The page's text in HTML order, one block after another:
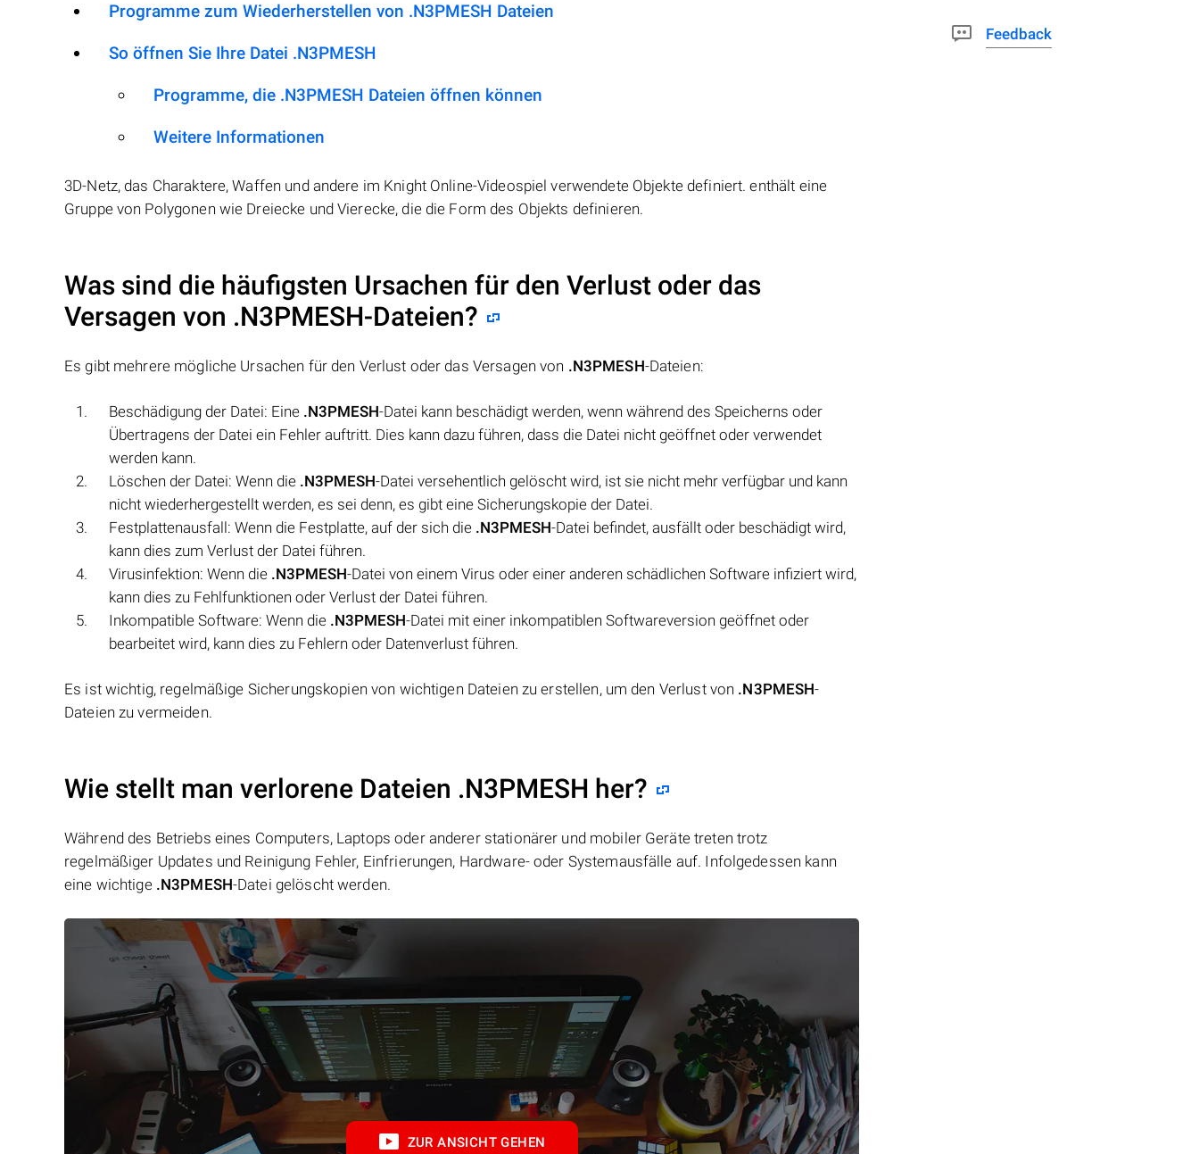
Programme zum Wiederherstellen von .N3PMESH Dateien
So öffnen Sie Ihre Datei .N3PMESH
Programme, die .N3PMESH Dateien öffnen können
Weitere Informationen
3D-Netz, das Charaktere, Waffen und andere im Knight Online-Videospiel verwendete Objekte definiert. enthält eine
Gruppe von Polygonen wie Dreiecke und Vierecke, die die Form des Objekts definieren.
Was sind die häufigsten Ursachen für den Verlust oder das
Versagen von .N3PMESH-Dateien?
Es gibt mehrere mögliche Ursachen für den Verlust oder das Versagen von .N3PMESH-Dateien:
Beschädigung der Datei: Eine .N3PMESH-Datei kann beschädigt werden, wenn während des Speicherns oder
Übertragens der Datei ein Fehler auftritt. Dies kann dazu führen, dass die Datei nicht geöffnet oder verwendet
werden kann.
Löschen der Datei: Wenn die .N3PMESH-Datei versehentlich gelöscht wird, ist sie nicht mehr verfügbar und kann
nicht wiederhergestellt werden, es sei denn, es gibt eine Sicherungskopie der Datei.
Festplattenausfall: Wenn die Festplatte, auf der sich die .N3PMESH-Datei befindet, ausfällt oder beschädigt wird,
kann dies zum Verlust der Datei führen.
Virusinfektion: Wenn die .N3PMESH-Datei von einem Virus oder einer anderen schädlichen Software infiziert wird,
kann dies zu Fehlfunktionen oder Verlust der Datei führen.
Inkompatible Software: Wenn die .N3PMESH-Datei mit einer inkompatiblen Softwareversion geöffnet oder
bearbeitet wird, kann dies zu Fehlern oder Datenverlust führen.
Es ist wichtig, regelmäßige Sicherungskopien von wichtigen Dateien zu erstellen, um den Verlust von .N3PMESH-
Dateien zu vermeiden.
Wie stellt man verlorene Dateien .N3PMESH her?
Während des Betriebs eines Computers, Laptops oder anderer stationärer und mobiler Geräte treten trotz
regelmäßiger Updates und Reinigung Fehler, Einfrierungen, Hardware- oder Systemausfälle auf. Infolgedessen kann
eine wichtige .N3PMESH-Datei gelöscht werden.
ZUR ANSICHT GEHEN
Feedback